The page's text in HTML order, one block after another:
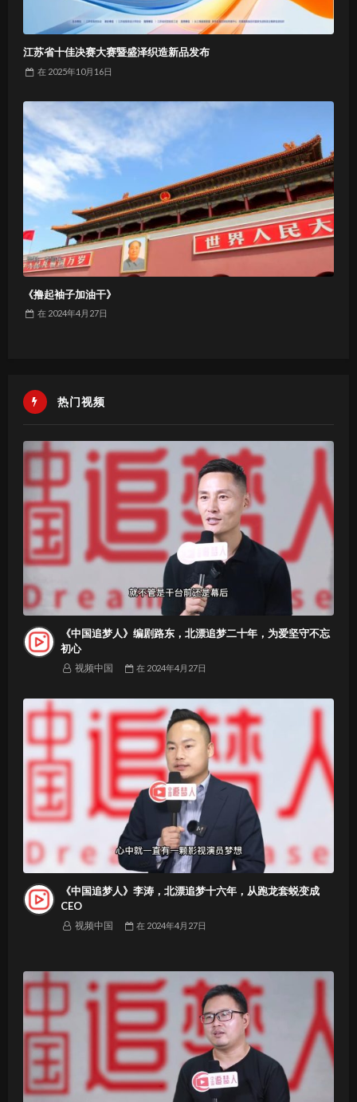
江苏省十佳决赛大赛暨盛泽织造新品发布
在 2025年10月16日
《撸起袖子加油干》
在 2024年4月27日
热门视频
《中国追梦人》编剧路东，北漂追梦二十年，为爱坚守不忘
初心
视频中国 在 2024年4月27日
《中国追梦人》李涛，北漂追梦十六年，从跑龙套蜕变成
CEO
视频中国 在 2024年4月27日